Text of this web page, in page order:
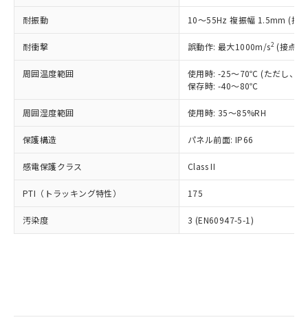
耐振動 10～55Hz 複振幅 1.5mm (接
耐衝撃 誤動作: 最大1000m/s2 (接点
周囲温度範囲
使用時: -25～70℃ (ただし、氷
保存時: -40～80℃
周囲湿度範囲 使用時: 35～85%RH
保護構造 パネル前面: IP66
感電保護クラス Class II
PTI（トラッキング特性） 175
汚染度 3 (EN60947-5-1)
記載している更新日時点での社内デー
タに基づき作成されるものであり、閲
覧された時点での実際の在庫および標
準価格とは異なる場合があることをご
正式な納期状況および標準価格はお客
様のお取引先、またはお客様担当のオ
ムロン制御機器販売店・当社販売員に
オムロン制御機器販売店や当社販売拠
販売ネットワーク
」をご確認
ください。
在庫状況および標準価格結果を当社の
事前の承諾なく第三者に漏洩または開
マイパーツ機能（部品リスト作成サー
および当社の共同利用者が、当社の製
六価クロム(Cr(Ⅵ)) 1000ppm以下、ポリ臭化ビフェニル
類(PBB) 1000ppm以下、ポリ臭化ジフェニルエーテル類
(PBDE) 1000ppm以下、フタル酸ビス(2-エチルヘキシ
ル) (DEHP)(別名：DOP) 1000ppm以下、フタル酸ブチ
ルベンジル（BBP） 1000ppm以下、フタル酸ジブチル
（DBP） 1000ppm以下、フタル酸ジイソブチル
(DIBP) 1000ppm以下
フタル酸エステル類の４物質については閾値を超える意
図的な使用がないことを確認しています。
※2 対応予定月
部品在庫の切り替え状況などにより、予定
月が前後することがあります。
*中国RoHS10物質の基準値 (GB/T26572)：
Pb(鉛) :1000ppm、 Hg(水銀) : 1000ppm、 Cd(カドミウ
Cr(Ⅵ)(六価クロム) : 1000ppm、 PBBs(ポリ臭化ビフェ
ニル類) : 1000ppm、 PBDEs(ポリ臭化ジフェニルエーテ
DBP(フタル酸ジブチル) : 1000ppm、 DIBP(フタル酸ジ
イソブチル) : 1000ppm、 BBP(フタル酸ブチルベンジ
ル) : 1000ppm、
DEHP(フタル酸ビス(2-エチルヘキシル)) : 1000ppm
※2 環境保護使用期限
「ｅ」：有害物質（10物質）のすべてが基
準値以下であることを示します。
「10」：通常の使用状況下において有害物
質が外部に漏えいし、環境に深刻な影響を
（以下｢規制貨物等」という）を輸出
または国外への提供する場合は、日本
国政府の輸出許可(または役務取引許
可)を取得するなどの必要な手続きを
当社は規制貨物を破棄する場合は、完
全に破砕するなど、違法に輸出されな
いよう必要な手段を講じます。
ル、化学兵器、生物兵器またはその他
武器並びにこれらの製造装置等に一切
使用いたしません。
当社は、貴社製品を第三者に販売する
場合は、上記1、2および3の内容を当
該第三者に通知します。また当社は、
販売先および販売に係わる関係者が違
法に輸出するおそれがある場合は、取
○ 一定数以上の在庫あり
一定数には満たないが在庫あり
在庫なし(最新の在庫状況につ
いては、お客様のお取引先、ま
たはお客様担当のオムロン制御
機器販売店・当社販売員にご確
認ください)
受注生産機種、また在庫状況の